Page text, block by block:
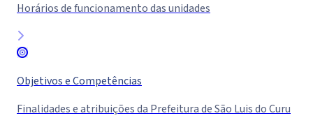
Horários de funcionamento das unidades
Objetivos e Competências
Finalidades e atribuições da Prefeitura de São Luis do Curu